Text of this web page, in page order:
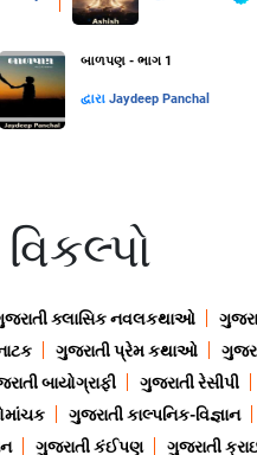
બાળપણ - ભાગ 1
દ્વારા Jaydeep Panchal
ક્લાસિક નવલકથાઓ
ગુજરાતી પ્રેમ કથાઓ
બાયોગ્રાફી ગુજરાતી રેસીપી
ગુજરાતી કાલ્પનિક-વિજ્ઞાન
ગુજરાતી કંઈપણ ગુજરાતી